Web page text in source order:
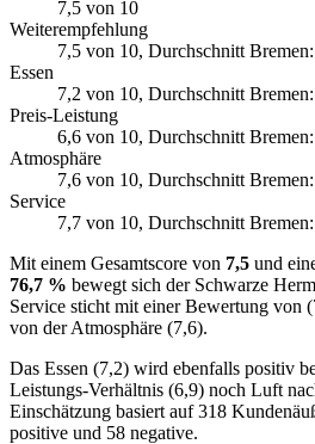
7,5 von 10
Weiterempfehlung
7,5 von 10, Durchschnitt
Essen
7,2 von 10, Durchschnitt
Preis-Leistung
6,6 von 10, Durchschnitt
Atmosphäre
7,6 von 10, Durchschnitt
Service
7,7 von 10, Durchschnitt
Mit einem Gesamtscore von 7,5 und
76,7 % bewegt sich der Schwarze
Service sticht mit einer Bewertung von
von der Atmosphäre (7,6).
Das Essen (7,2) wird ebenfalls positiv
Leistungs-Verhältnis (6,9) noch Luft
Einschätzung basiert auf 318
positive und 58 negative.